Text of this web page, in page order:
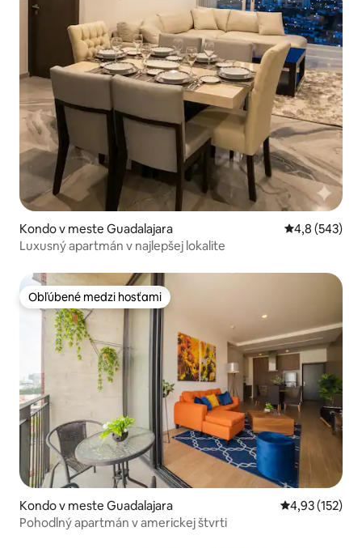
Kondo v meste Guadalajara Priemerné
4,8 (543)
Luxusný apartmán v najlepšej lokalite
Obľúbené medzi hosťami
Obľúbené medzi hosťami
Kondo v meste Guadalajara Priemerné
4,93 (152)
Pohodlný apartmán v americkej štvrti